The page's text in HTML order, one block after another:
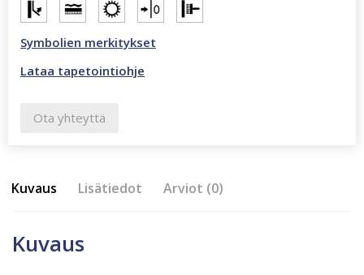
Symbolien merkitykset
Lataa tapetointiohje
Ota yhteyttä
Kuvaus Lisätiedot Arviot (0)
Kuvaus